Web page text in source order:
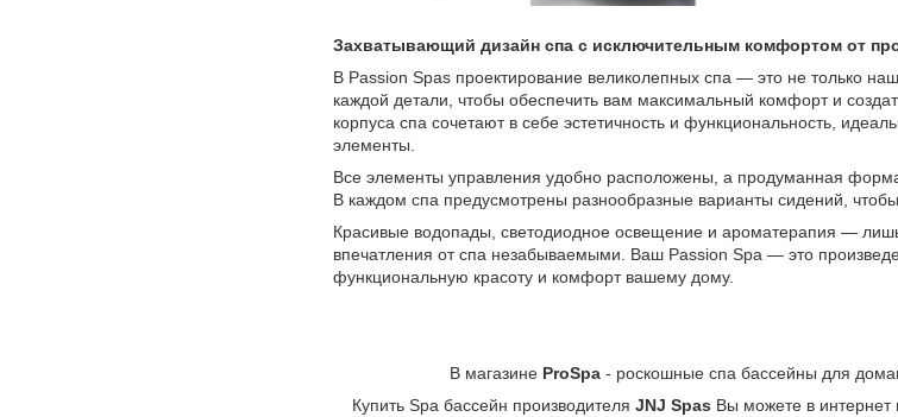
Захватывающий дизайн спа с исключительным комфортом от
В Passion Spas проектирование великолепных спа — это не только
каждой детали, чтобы обеспечить вам максимальный комфорт и
корпуса спа сочетают в себе эстетичность и функциональность,
элементы.
Все элементы управления удобно расположены, а продуманная
В каждом спа предусмотрены разнообразные варианты сидений,
Красивые водопады, светодиодное освещение и ароматерапия —
впечатления от спа незабываемыми. Ваш Passion Spa — это
функциональную красоту и комфорт вашему дому.
В магазине ProSpa - роскошные спа бассейны для
Купить Spa бассейн производителя JNJ Spas Вы можете в интернет